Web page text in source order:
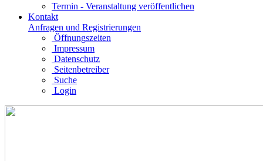
Termin - Veranstaltung veröffentlichen
Kontakt
Anfragen und Registrierungen
Öffnungszeiten
Impressum
Datenschutz
Seitenbetreiber
Suche
Login